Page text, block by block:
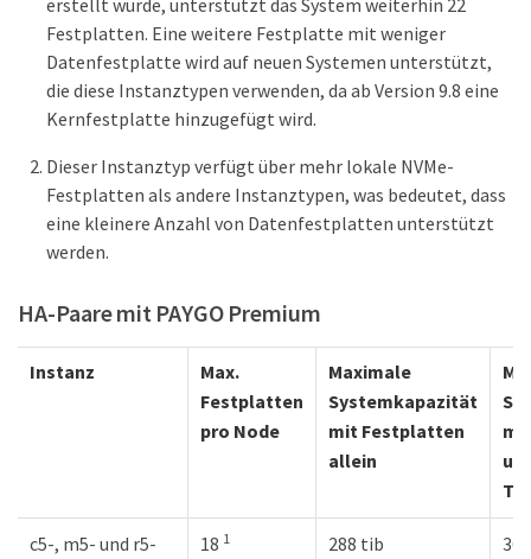
erstellt wurde, unterstützt das System weiterhin 22
Festplatten. Eine weitere Festplatte mit weniger
Datenfestplatte wird auf neuen Systemen unterstützt,
die diese Instanztypen verwenden, da ab Version 9.8 eine
Kernfestplatte hinzugefügt wird.
Dieser Instanztyp verfügt über mehr lokale NVMe-
Festplatten als andere Instanztypen, was bedeutet, dass
eine kleinere Anzahl von Datenfestplatten unterstützt
werden.
HA-Paare mit PAYGO Premium
Instanz
Max.
Festplatten
pro Node
Maximale
Systemkapazität
mit Festplatten
allein
c5-, m5- und r5-
18 1 288 tib